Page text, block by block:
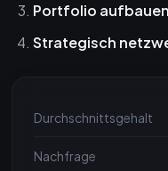
Portfolio aufbauen
Strategisch
Durchschnittsgehalt
Nachfrage